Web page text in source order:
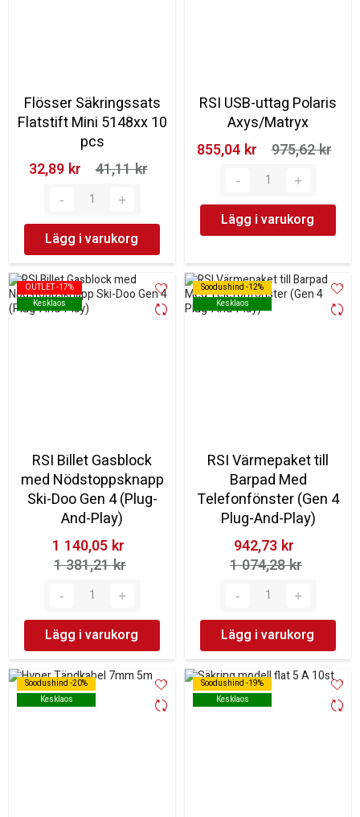
Flösser Säkringssats
Flatstift Mini 5148xx 10
pcs
32,89 kr‎
41,11 kr‎
Lägg i varukorg
RSI USB-uttag Polaris
Axys/Matryx
855,04 kr‎
975,62 kr‎
Lägg i varukorg
OUTLET -17%
Kesklaos
OUTLET -17%
Kesklaos
RSI Billet Gasblock
med Nödstoppsknapp
Ski-Doo Gen 4 (Plug-
And-Play)
1 140,05 kr‎
1 381,21 kr‎
Lägg i varukorg
Soodushind -12%
Kesklaos
Soodushind -12%
Kesklaos
RSI Värmepaket till
Barpad Med
Telefonfönster (Gen 4
Plug-And-Play)
942,73 kr‎
1 074,28 kr‎
Lägg i varukorg
Soodushind -20%
Kesklaos
Soodushind -20%
Kesklaos
Soodushind -19%
Kesklaos
Soodushind -19%
Kesklaos